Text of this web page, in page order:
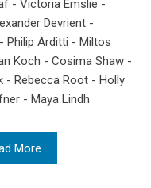
- Victoria Emslie -
Devrient -
Philip Arditti - Miltos
Koch - Cosima Shaw -
- Rebecca Root - Holly
- Maya Lindh
More